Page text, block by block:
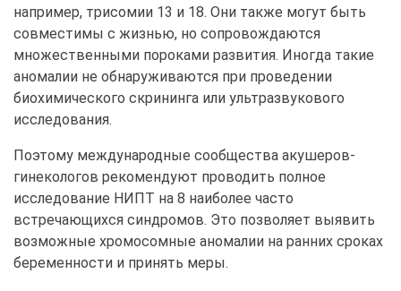
например, трисомии 13 и 18. Они также могут быть
совместимы с жизнью, но сопровождаются
множественными пороками развития. Иногда такие
аномалии не обнаруживаются при проведении
биохимического скрининга или ультразвукового
исследования.
Поэтому международные сообщества акушеров-
гинекологов рекомендуют проводить полное
исследование НИПТ на 8 наиболее часто
встречающихся синдромов. Это позволяет выявить
возможные хромосомные аномалии на ранних сроках
беременности и принять меры.